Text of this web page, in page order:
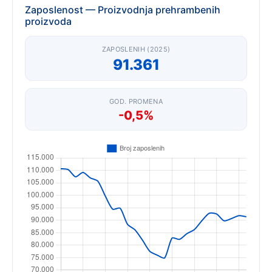
Zaposlenost — Proizvodnja prehrambenih
proizvoda
ZAPOSLENIH (2025)
91.361
GOD. PROMENA
-0,5%